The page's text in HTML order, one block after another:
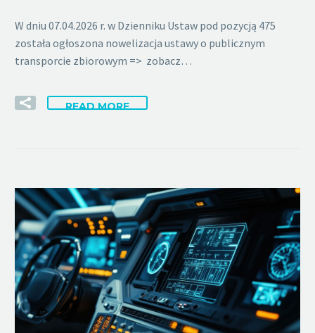
W dniu 07.04.2026 r. w Dzienniku Ustaw pod pozycją 475
została ogłoszona nowelizacja ustawy o publicznym
transporcie zbiorowym => zobacz…
READ MORE